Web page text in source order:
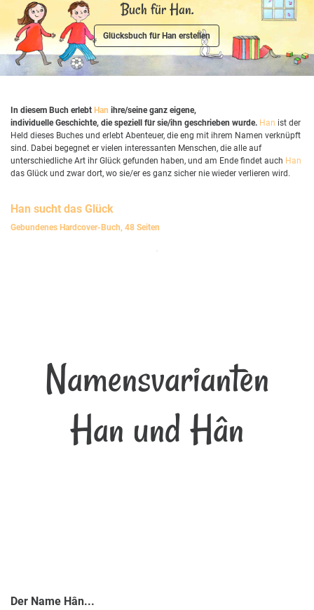
Buch für Han.
Glücksbuch für Han erstellen
In diesem Buch erlebt Han ihre/seine ganz eigene,
individuelle Geschichte, die speziell für sie/ihn geschrieben wurde. Han ist der
Held dieses Buches und erlebt Abenteuer, die eng mit ihrem Namen verknüpft
sind. Dabei begegnet er vielen interessanten Menschen, die alle auf
unterschiedliche Art ihr Glück gefunden haben, und am Ende findet auch Han
das Glück und zwar dort, wo sie/er es ganz sicher nie wieder verlieren wird.
Han sucht das Glück
Gebundenes Hardcover-Buch, 48 Seiten
Namensvarianten
Han und Hân
Der Name Hân...